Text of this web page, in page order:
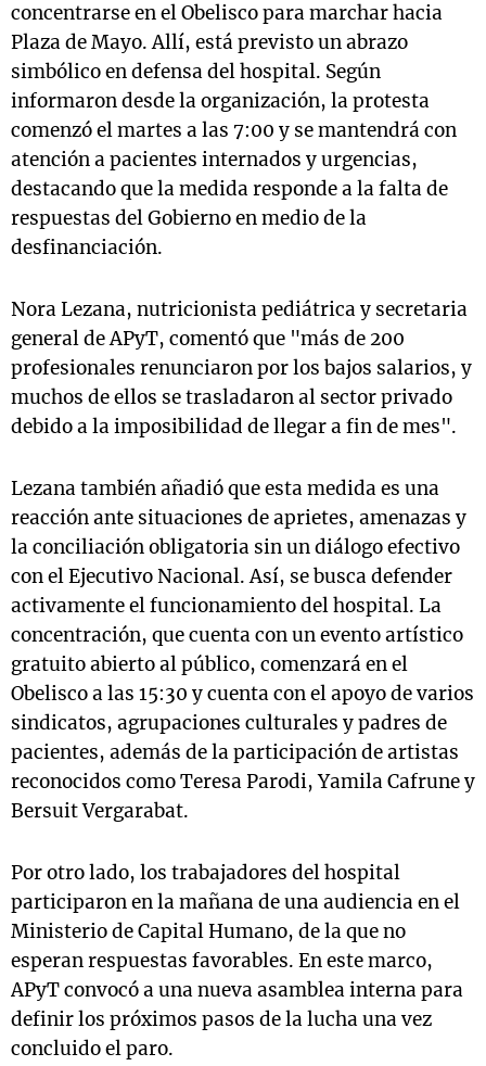
concentrarse en el Obelisco para marchar hacia
Plaza de Mayo. Allí, está previsto un abrazo
simbólico en defensa del hospital. Según
informaron desde la organización, la protesta
comenzó el martes a las 7:00 y se mantendrá con
atención a pacientes internados y urgencias,
destacando que la medida responde a la falta de
respuestas del Gobierno en medio de la
desfinanciación.
Nora Lezana, nutricionista pediátrica y secretaria
general de APyT, comentó que "más de 200
profesionales renunciaron por los bajos salarios, y
muchos de ellos se trasladaron al sector privado
debido a la imposibilidad de llegar a fin de mes".
Lezana también añadió que esta medida es una
reacción ante situaciones de aprietes, amenazas y
la conciliación obligatoria sin un diálogo efectivo
con el Ejecutivo Nacional. Así, se busca defender
activamente el funcionamiento del hospital. La
concentración, que cuenta con un evento artístico
gratuito abierto al público, comenzará en el
Obelisco a las 15:30 y cuenta con el apoyo de varios
sindicatos, agrupaciones culturales y padres de
pacientes, además de la participación de artistas
reconocidos como Teresa Parodi, Yamila Cafrune y
Bersuit Vergarabat.
Por otro lado, los trabajadores del hospital
participaron en la mañana de una audiencia en el
Ministerio de Capital Humano, de la que no
esperan respuestas favorables. En este marco,
APyT convocó a una nueva asamblea interna para
definir los próximos pasos de la lucha una vez
concluido el paro.